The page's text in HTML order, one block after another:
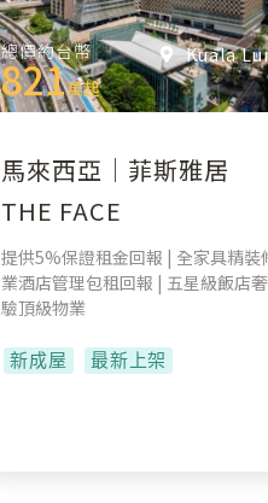
總價約台幣
821萬起
Kuala
馬來西亞｜菲斯雅居
THE FACE
提供5%保證租金回報 | 全家具精裝
業酒店管理包租回報 | 五星級飯店
驗頂級物業
新成屋 最新上架